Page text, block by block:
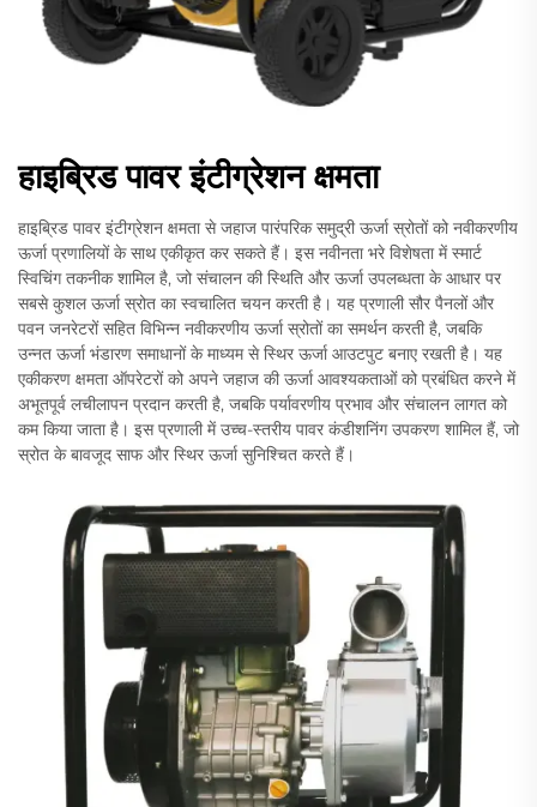
हाइब्रिड पावर इंटीग्रेशन क्षमता
हाइब्रिड पावर इंटीग्रेशन क्षमता से जहाज पारंपरिक समुद्री ऊर्जा स्रोतों को नवीकरणीय
ऊर्जा प्रणालियों के साथ एकीकृत कर सकते हैं। इस नवीनता भरे विशेषता में स्मार्ट
स्विचिंग तकनीक शामिल है, जो संचालन की स्थिति और ऊर्जा उपलब्धता के आधार पर
सबसे कुशल ऊर्जा स्रोत का स्वचालित चयन करती है। यह प्रणाली सौर पैनलों और
पवन जनरेटरों सहित विभिन्न नवीकरणीय ऊर्जा स्रोतों का समर्थन करती है, जबकि
उन्नत ऊर्जा भंडारण समाधानों के माध्यम से स्थिर ऊर्जा आउटपुट बनाए रखती है। यह
एकीकरण क्षमता ऑपरेटरों को अपने जहाज की ऊर्जा आवश्यकताओं को प्रबंधित करने में
अभूतपूर्व लचीलापन प्रदान करती है, जबकि पर्यावरणीय प्रभाव और संचालन लागत को
कम किया जाता है। इस प्रणाली में उच्च-स्तरीय पावर कंडीशनिंग उपकरण शामिल हैं, जो
स्रोत के बावजूद साफ और स्थिर ऊर्जा सुनिश्चित करते हैं।